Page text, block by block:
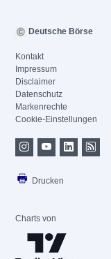
Deutsche Börse
Kontakt
Impressum
Disclaimer
Datenschutz
Markenrechte
Cookie-Einstellungen
Drucken
Charts von